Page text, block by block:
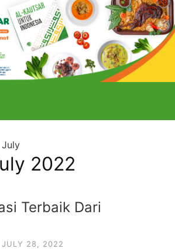
July
2022
Terbaik Dari
JULY 28, 2022